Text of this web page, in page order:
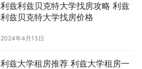
利兹利兹贝克特大学找房攻略 利兹
利兹贝克特大学找房价格
2024年4月13日
利兹大学租房推荐 利兹大学租房一